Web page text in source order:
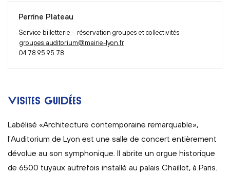
Perrine Plateau
Service billetterie – réservation groupes et collectivités
groupes.auditorium@mairie-lyon.fr
04 78 95 95 78
VISITES GUIDÉES
Labélisé «Architecture contemporaine remarquable»,
l'Auditorium de Lyon est une salle de concert entièrement
dévolue au son symphonique. Il abrite un orgue historique
de 6500 tuyaux autrefois installé au palais Chaillot, à Paris.